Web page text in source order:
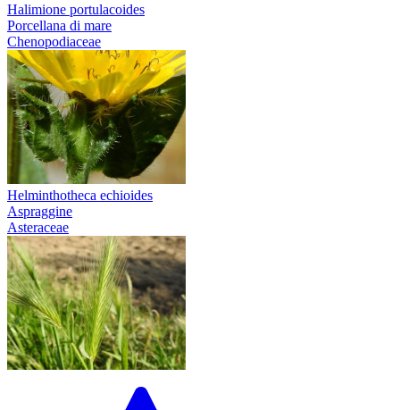
Halimione portulacoides
Porcellana di mare
Chenopodiaceae
Helminthotheca echioides
Aspraggine
Asteraceae